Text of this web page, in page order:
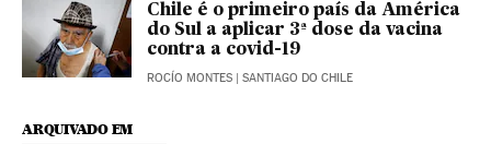
Chile é o primeiro país da América
do Sul a aplicar 3ª dose da vacina
contra a covid-19
ROCÍO MONTES | SANTIAGO DO CHILE
ARQUIVADO EM